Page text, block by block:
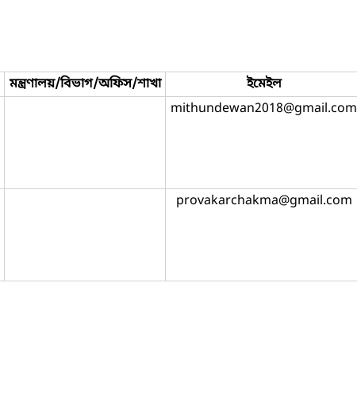
মন্ত্রণালয়/বিভাগ/অফিস/শাখা ইমেইল
mithundewan2018@gmail.com
provakarchakma@gmail.com